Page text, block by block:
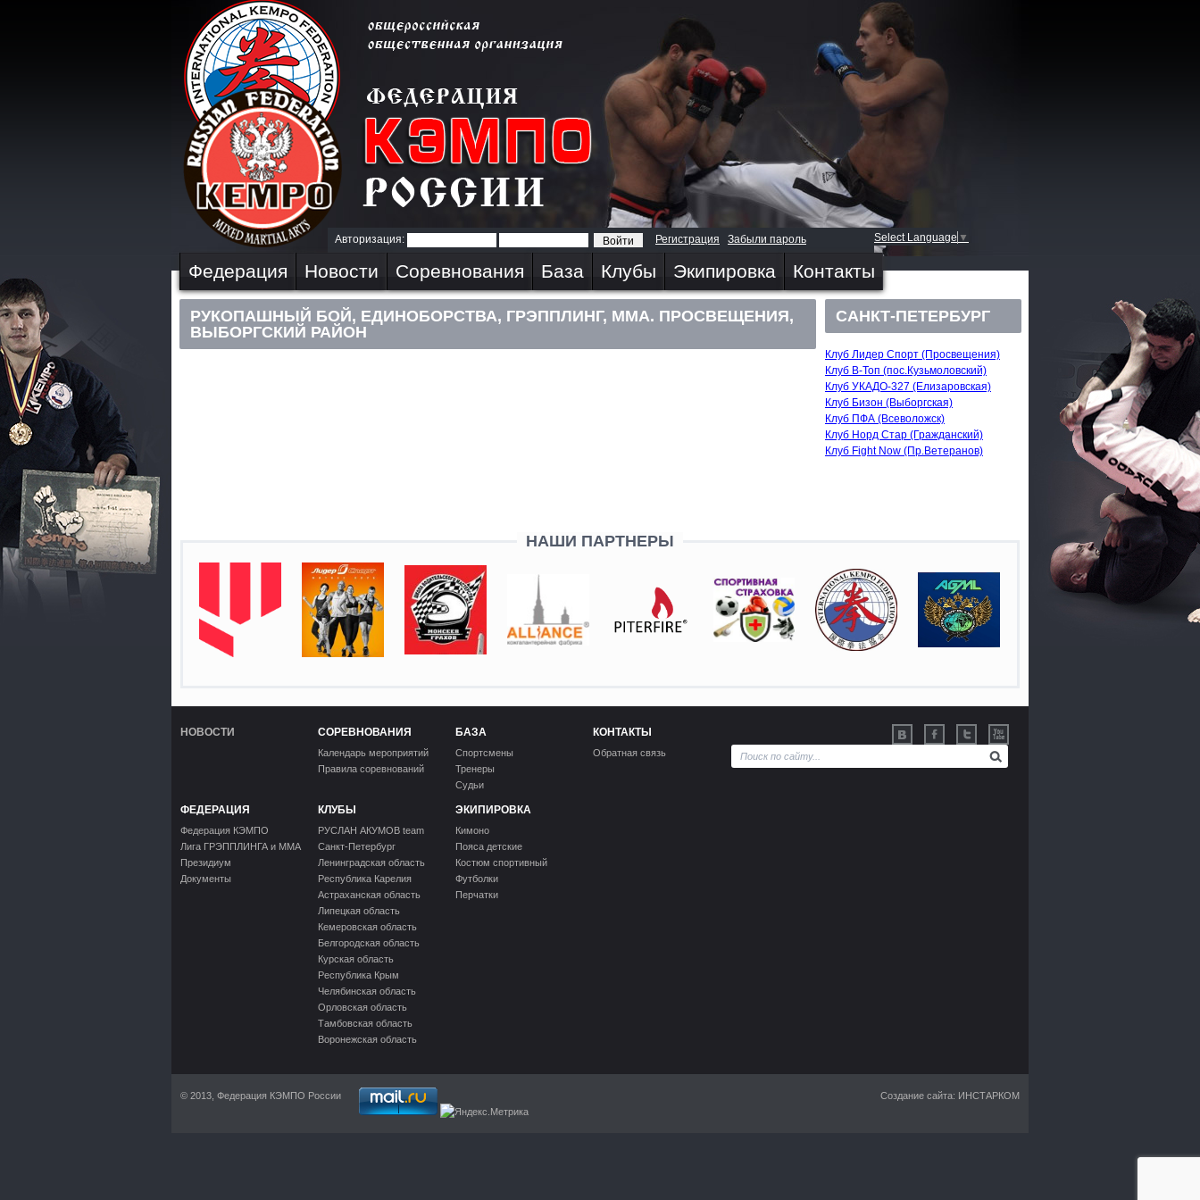
Авторизация: Регистрация Забыли пароль Select Language ▼
Федерация Новости Соревнования База Клубы Экипировка Контакты
РУКОПАШНЫЙ БОЙ, ЕДИНОБОРСТВА, ГРЭППЛИНГ, ММА. ПРОСВЕЩЕНИЯ,
ВЫБОРГСКИЙ РАЙОН
САНКТ-ПЕТЕРБУРГ
Клуб Лидер Спорт (Просвещения)
Клуб В-Топ (пос.Кузьмоловский)
Клуб УКАДО-327 (Елизаровская)
Клуб Бизон (Выборгская)
Клуб ПФА (Всеволожск)
Клуб Норд Стар (Гражданский)
Клуб Fight Now (Пр.Ветеранов)
НАШИ ПАРТНЕРЫ
НОВОСТИ СОРЕВНОВАНИЯ
Календарь мероприятий
Правила соревнований
БАЗА
Спортсмены
Тренеры
Судьи
КОНТАКТЫ
Обратная связь
ФЕДЕРАЦИЯ
Федерация КЭМПО
Лига ГРЭППЛИНГА и ММА
Президиум
Документы
КЛУБЫ
РУСЛАН АКУМОВ team
Санкт-Петербург
Ленинградская область
Республика Карелия
Астраханская область
Липецкая область
Кемеровская область
Белгородская область
Курская область
Республика Крым
Челябинская область
Орловская область
Тамбовская область
Воронежская область
ЭКИПИРОВКА
Кимоно
Пояса детские
Костюм спортивный
Футболки
Перчатки
Создание сайта: ИНСТАРКОМ
© 2013, Федерация КЭМПО России